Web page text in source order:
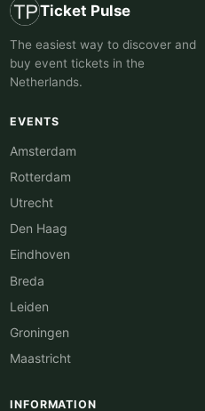
Ticket Pulse
The easiest way to discover and
buy event tickets in the
Netherlands.
EVENTS
Amsterdam
Rotterdam
Utrecht
Den Haag
Eindhoven
Breda
Leiden
Groningen
Maastricht
INFORMATION